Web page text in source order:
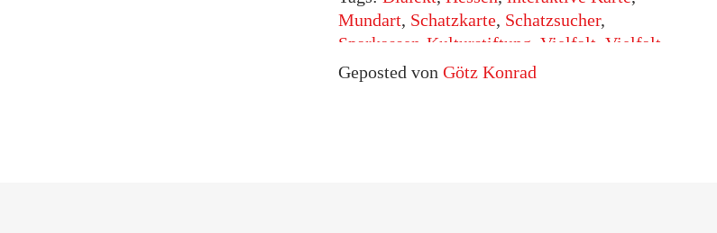
Mundart, Schatzkarte, Schatzsucher,
Sparkassen-Kulturstiftung Vielfalt Vielfalt
zum Klingen bringen
Geposted von Götz Konrad